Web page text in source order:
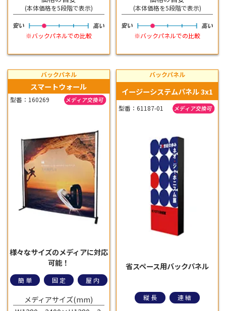
(本体価格を5段階で表示)
※バックパネルでの比較
(本体価格を5段階で表示)
※バックパネルでの比較
バックパネル
スマートウォール
型番：160269
様々なサイズのメディアに対応
可能！
簡単 固定 屋内
メディアサイズ(mm)
バックパネル
イージーシステムパネル 3x1
型番：61187-01
省スペース用バックパネル
縦長 連結